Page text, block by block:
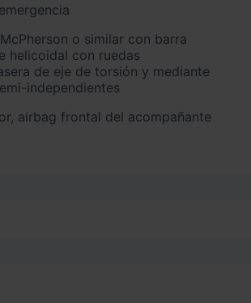
helicoidal con ruedas
de eje de torsión y mediante
independientes